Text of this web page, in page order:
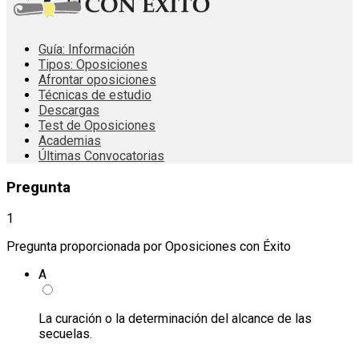
Guía: Información
Tipos: Oposiciones
Afrontar oposiciones
Técnicas de estudio
Descargas
Test de Oposiciones
Academias
Últimas Convocatorias
Pregunta
1
Pregunta proporcionada por Oposiciones con Éxito
A
La curación o la determinación del alcance de las
secuelas.